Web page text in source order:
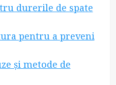
durerile de spate
pentru a preveni
și metode de